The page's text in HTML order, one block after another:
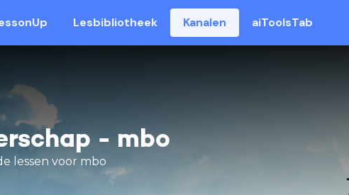
Lesbibliotheek Kanalen aiToolsTab
- mbo
lessen voor mbo